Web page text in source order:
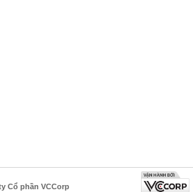
Cổ phần VCCorp